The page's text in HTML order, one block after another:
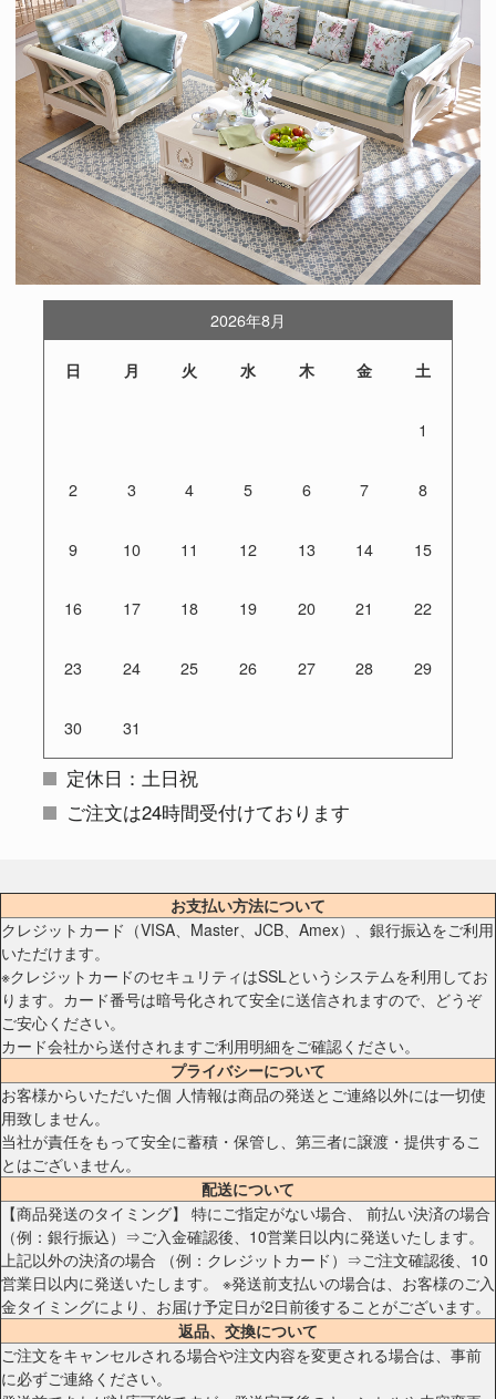
2026年8月
日 月 火 水 木 金 土
1
2 3 4 5 6 7 8
9 10 11 12 13 14 15
16 17 18 19 20 21 22
23 24 25 26 27 28 29
30 31
定休日：土日祝
ご注文は24時間受付けております
お支払い方法について
クレジットカード（VISA、Master、JCB、Amex）、銀行振込をご利用
いただけます。
※クレジットカードのセキュリティはSSLというシステムを利用してお
ります。カード番号は暗号化されて安全に送信されますので、どうぞ
ご安心ください。
カード会社から送付されますご利用明細をご確認ください。
プライバシーについて
お客様からいただいた個 人情報は商品の発送とご連絡以外には一切使
用致しません。
当社が責任をもって安全に蓄積・保管し、第三者に譲渡・提供するこ
とはございません。
配送について
【商品発送のタイミング】 特にご指定がない場合、 前払い決済の場合
（例：銀行振込）⇒ご入金確認後、10営業日以内に発送いたします。
上記以外の決済の場合 （例：クレジットカード）⇒ご注文確認後、10
営業日以内に発送いたします。 ※発送前支払いの場合は、お客様のご入
金タイミングにより、お届け予定日が2日前後することがございます。
返品、交換について
ご注文をキャンセルされる場合や注文内容を変更される場合は、事前
に必ずご連絡ください。